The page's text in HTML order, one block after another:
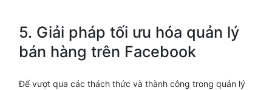
5. Giải pháp tối ưu hóa quản lý
bán hàng trên Facebook
Để vượt qua các thách thức và thành công trong quản lý